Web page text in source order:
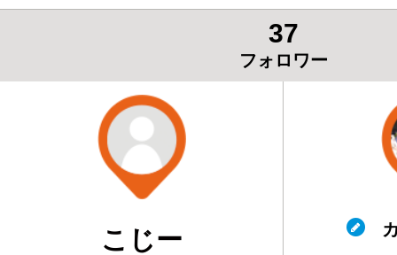
37
フォロワー
こじー